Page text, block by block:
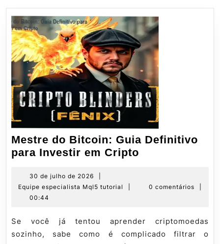
Mestre do Bitcoin: Guia Definitivo
para Investir em Cripto
Guia
Investir
em
30 de julho de 2026
30
de
2026
Equipe especialista Mql5 tutorial
Equipe
tutorial
0 comentários
00:44
Se você já tentou aprender criptomoedas
sozinho, sabe como é complicado filtrar o